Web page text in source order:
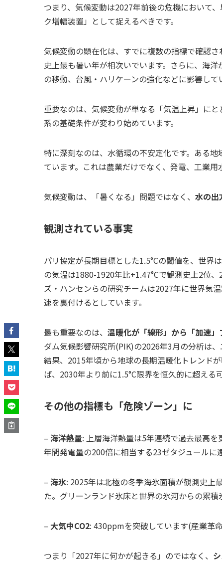
つまり、気候変動は2027年前後の危機において
ク増幅装置」として捉えるべきです。
気候変動の顕在化は、すでに複数の指標で確認
史上最も暑い年が相次いでいます。さらに、海
の移動、台風・ハリケーンの強化などに影響して
重要なのは、気候変動が単なる「気温上昇」に
系の基礎条件が変わり始めています。
特に深刻なのは、水循環の不安定化です。ある
ています。これは農業だけでなく、発電、工業
気候変動は、「暑くなる」問題ではなく、 水の出
観測されている事実
パリ協定が長期目標とした1.5°Cの閾値を、世界
の気温は1880-1920年比+1.47°Cで観測史上2位
ズ・ハンセンらの研究チームは2027年に世界気
速を裏付けるとしています。
最も重要なのは、 温暖化が「線形」から「加速
ダム気候影響研究所(PIK)の2026年3月の分析は
結果、2015年頃から地球の長期温暖化トレンド
ば、2030年より前に1.5°C限界を恒久的に超える
その他の指標も「危険ゾーン」に
– 海洋熱量: 上層海洋熱量は5年連続で過去最高
年間発電量の200倍に相当する23ゼタジュールに
– 海氷: 2025年は北極の冬季海氷面積が観測史上
た。グリーンランド氷床と世界の氷河からの累
– 大気中CO2: 430ppmを突破しています(産業革
つまり「2027年に何かが起きる」のではなく、